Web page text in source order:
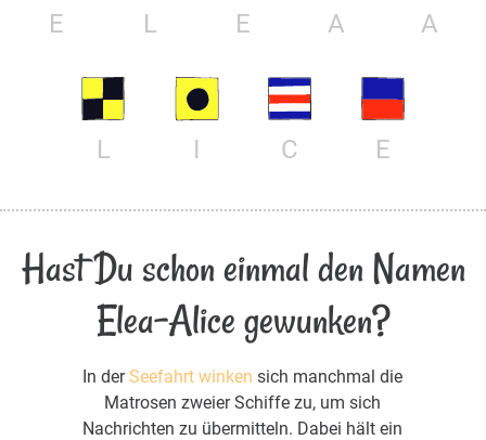
E L E A A
L I C E
Hast Du schon einmal den Namen
Elea-Alice gewunken?
In derSeefahrt winken sich manchmal die
Matrosen zweier Schiffe zu, um sich
Nachrichten zu übermitteln. Dabei hält ein